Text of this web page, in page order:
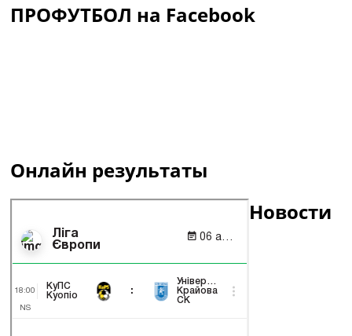
ПРОФУТБОЛ на Facebook
Онлайн результаты
Новости